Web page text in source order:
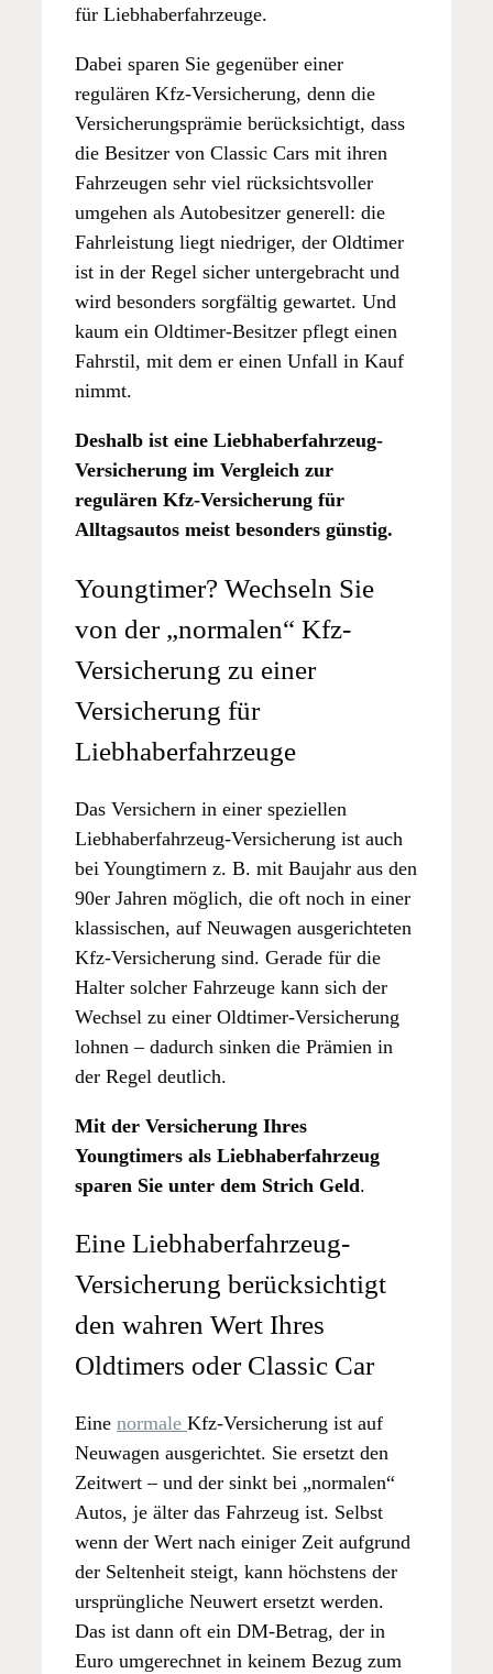
für Liebhaberfahrzeuge.
Dabei sparen Sie gegenüber einer
regulären Kfz-Versicherung, denn die
Versicherungsprämie berücksichtigt, dass
die Besitzer von Classic Cars mit ihren
Fahrzeugen sehr viel rücksichtsvoller
umgehen als Autobesitzer generell: die
Fahrleistung liegt niedriger, der Oldtimer
ist in der Regel sicher untergebracht und
wird besonders sorgfältig gewartet. Und
kaum ein Oldtimer-Besitzer pflegt einen
Fahrstil, mit dem er einen Unfall in Kauf
nimmt.
Deshalb ist eine Liebhaberfahrzeug-
Versicherung im Vergleich zur
regulären Kfz-Versicherung für
Alltagsautos meist besonders günstig.
Youngtimer? Wechseln Sie
von der „normalen“ Kfz-
Versicherung zu einer
Versicherung für
Liebhaberfahrzeuge
Das Versichern in einer speziellen
Liebhaberfahrzeug-Versicherung ist auch
bei Youngtimern z. B. mit Baujahr aus den
90er Jahren möglich, die oft noch in einer
klassischen, auf Neuwagen ausgerichteten
Kfz-Versicherung sind. Gerade für die
Halter solcher Fahrzeuge kann sich der
Wechsel zu einer Oldtimer-Versicherung
lohnen – dadurch sinken die Prämien in
der Regel deutlich.
Mit der Versicherung Ihres
Youngtimers als Liebhaberfahrzeug
sparen Sie unter dem Strich Geld.
Eine Liebhaberfahrzeug-
Versicherung berücksichtigt
den wahren Wert Ihres
Oldtimers oder Classic Car
Eine normale Kfz-Versicherung ist auf
Neuwagen ausgerichtet. Sie ersetzt den
Zeitwert – und der sinkt bei „normalen“
Autos, je älter das Fahrzeug ist. Selbst
wenn der Wert nach einiger Zeit aufgrund
der Seltenheit steigt, kann höchstens der
ursprüngliche Neuwert ersetzt werden.
Das ist dann oft ein DM-Betrag, der in
Euro umgerechnet in keinem Bezug zum